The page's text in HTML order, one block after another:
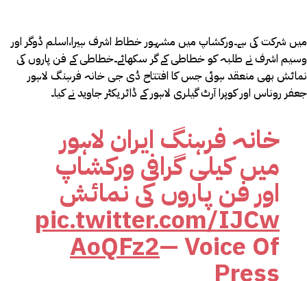
میں شرکت کی ہے۔ورکشاپ میں مشہور خطاط اشرف ہیرا،اسلم ڈوگر اور
وسیم اشرف نے طلبہ کو خطاطی کے گر سکھائے۔خطاطی کے فن پاروں کی
نمائش بھی منعقد ہوئی جس کا افتتاح ڈی جی خانہ فرہنگ لاہور
جعفر روناس اور کوپرا آرٹ گیلری لاہور کے ڈائریکٹر جاوید نے کیا۔
خانہ فرہنگ ایران لاہور
میں کیلی گرافی ورکشاپ
اور فن پاروں کی نمائش
pic.twitter.com/IJCw
AoQFz2— Voice Of
Press